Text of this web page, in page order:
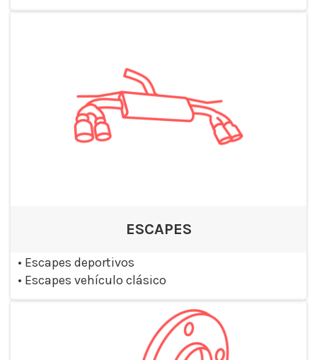
ESCAPES
• Escapes deportivos
• Escapes vehículo clásico